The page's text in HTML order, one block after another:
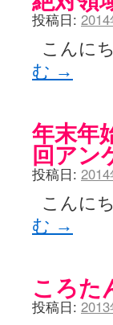
投稿日:
こんに
む →
年末年
回アン
投稿日:
こんに
む →
ころた
投稿日: